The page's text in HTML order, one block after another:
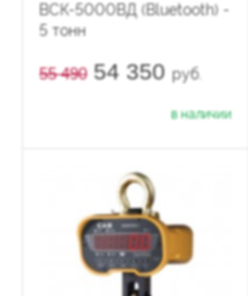
ВСК-5000ВД (Bluetooth) -
5 тонн
55 49054 350 руб.
в наличии